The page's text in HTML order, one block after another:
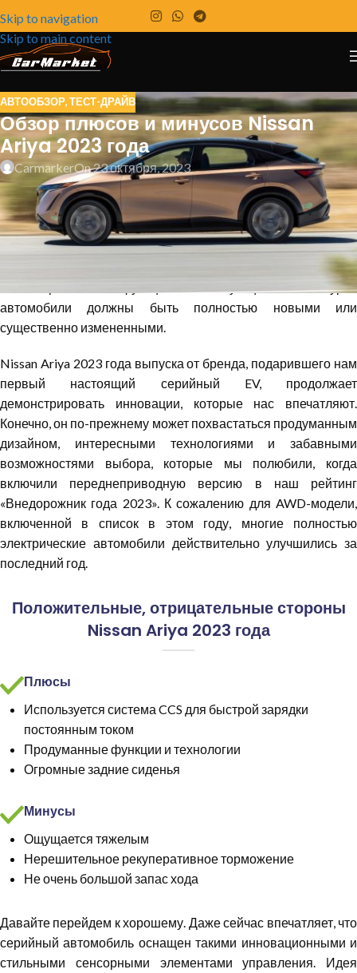
Skip to navigation
Skip to main content
АВТООБЗОР,ТЕСТ-ДРАЙВ
Обзор плюсов и минусов Nissan
Ariya 2023 года
CarmarkerOn 23 октября, 2023
Данный обзор был проведен в рамках нашего тестирования
«Внедорожник года 2024» (SUVOTY), в ходе которого
каждый автомобиль оценивается по шести ключевым
критериям: эффективность, дизайн, безопасность,
инженерное совершенство, стоимость и выполнение
запланированных функций. Участвующие в конкурсе
автомобили должны быть полностью новыми или
существенно измененными.
Nissan Ariya 2023 года выпуска от бренда, подарившего нам
первый настоящий серийный EV, продолжает
демонстрировать инновации, которые нас впечатляют.
Конечно, он по-прежнему может похвастаться продуманным
дизайном, интересными технологиями и забавными
возможностями выбора, которые мы полюбили, когда
включили переднеприводную версию в наш рейтинг
«Внедорожник года 2023». К сожалению для AWD-модели,
включенной в список в этом году, многие полностью
электрические автомобили действительно улучшились за
последний год.
Положительные, отрицательные стороны
Nissan Ariya 2023 года
Плюсы
Используется система CCS для быстрой зарядки
постоянным током
Продуманные функции и технологии
Огромные задние сиденья
Минусы
Ощущается тяжелым
Нерешительное рекуперативное торможение
Не очень большой запас хода
Давайте перейдем к хорошему. Даже сейчас впечатляет, что
серийный автомобиль оснащен такими инновационными и
стильными сенсорными элементами управления. Идея